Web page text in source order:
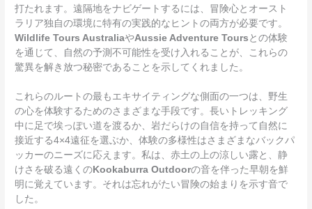
打たれます。遠隔地をナビゲートするには、冒険心とオースト
ラリア独自の環境に特有の実践的なヒントの両方が必要です。
Wildlife Tours AustraliaやAussie Adventure Tours との体験
を通じて、自然の予測不可能性を受け入れることが、これらの
驚異を解き放つ秘密であることを示してくれました。
これらのルートの最もエキサイティングな側面の一つは、野生
の心を体験するためのさまざまな手段です。長いトレッキング
中に足で埃っぽい道を渡るか、岩だらけの自信を持って自然に
接近する4×4遠征を選ぶか、体験の多様性はさまざまなバックパ
ッカーのニーズに応えます。私は、赤土の上の涼しい露と、静
けさを破る遠くの Kookaburra Outdoorの音を伴った早朝を鮮
明に覚えています。それは忘れがたい冒険の始まりを示す音で
した。